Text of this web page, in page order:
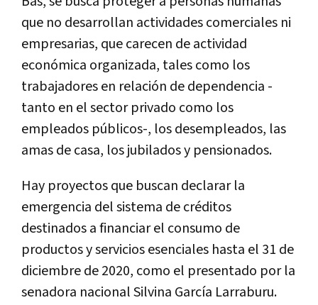
que no desarrollan actividades comerciales ni
empresarias, que carecen de actividad
económica organizada, tales como los
trabajadores en relación de dependencia -
tanto en el sector privado como los
empleados públicos-, los desempleados, las
amas de casa, los jubilados y pensionados.
Hay proyectos que buscan declarar la
emergencia del sistema de créditos
destinados a financiar el consumo de
productos y servicios esenciales hasta el 31 de
diciembre de 2020, como el presentado por la
senadora nacional Silvina García Larraburu.